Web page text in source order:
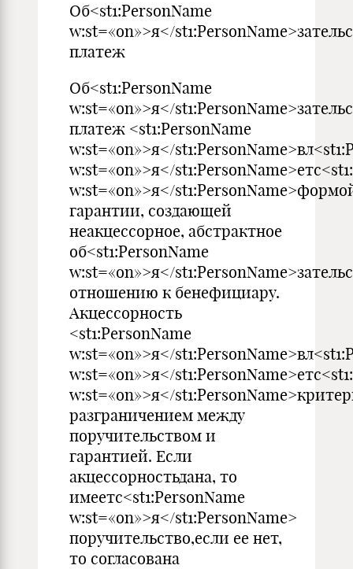
Об<st1:PersonName
w:st=«on»>я</
платеж
Об<st1:PersonName
w:st=«on»>я</
платеж <st1:PersonName
w:st=«on»>я</
w:st=«on»>я</
w:st=«on»>я</
гарантии, создающей
неакцессорное, абстрактное
об<st1:PersonName
w:st=«on»>я</
отношению к бенефициару.
Акцессорность
<st1:PersonName
w:st=«on»>я</
w:st=«on»>я</
w:st=«on»>я</
разграничением между
поручительством и
гарантией. Если
акцессорностьдана, то
имеетс<st1:PersonName
w:st=«on»>я</st1:PersonName>
поручительство,если ее нет,
то согласована